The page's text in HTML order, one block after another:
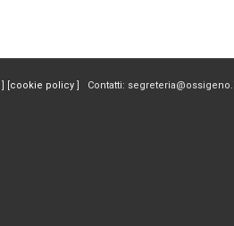
] [cookie policy ] Contatti: